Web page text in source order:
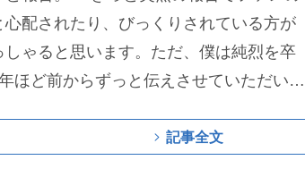
心配されたり、びっくりされている方が
しゃると思います。ただ、僕は純烈を卒
ほど前からずっと伝えさせていただいて
いただいたんですけれども、去年10月に
記事全文